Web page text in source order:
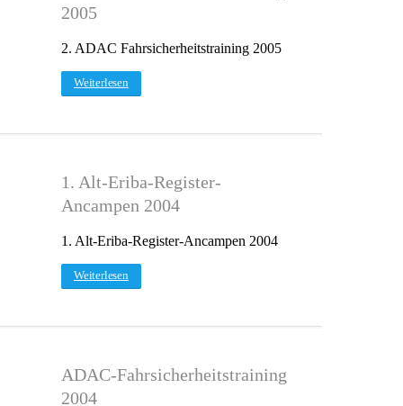
2005
2. ADAC Fahrsicherheitstraining 2005
Weiterlesen
1. Alt-Eriba-Register-
Ancampen 2004
1. Alt-Eriba-Register-Ancampen 2004
Weiterlesen
ADAC-Fahrsicherheitstraining
2004